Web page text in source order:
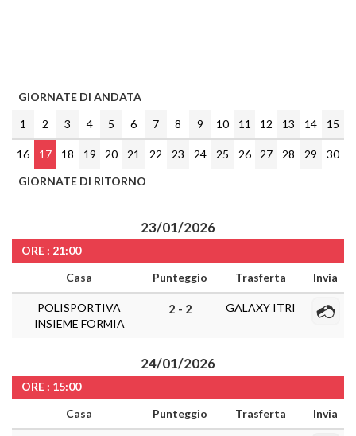
GIORNATE DI ANDATA
1
2 3 4 5 6 7 8 9 10 11 12 13 14 15
16 17 18 19 20 21 22 23 24 25 26 27 28 29
30
GIORNATE DI RITORNO
23/01/2026
ORE : 21:00
Casa
Punteggio Trasferta Invia
POLISPORTIVA
INSIEME FORMIA
2 - 2 GALAXY ITRI
24/01/2026
ORE : 15:00
Casa
Punteggio Trasferta Invia